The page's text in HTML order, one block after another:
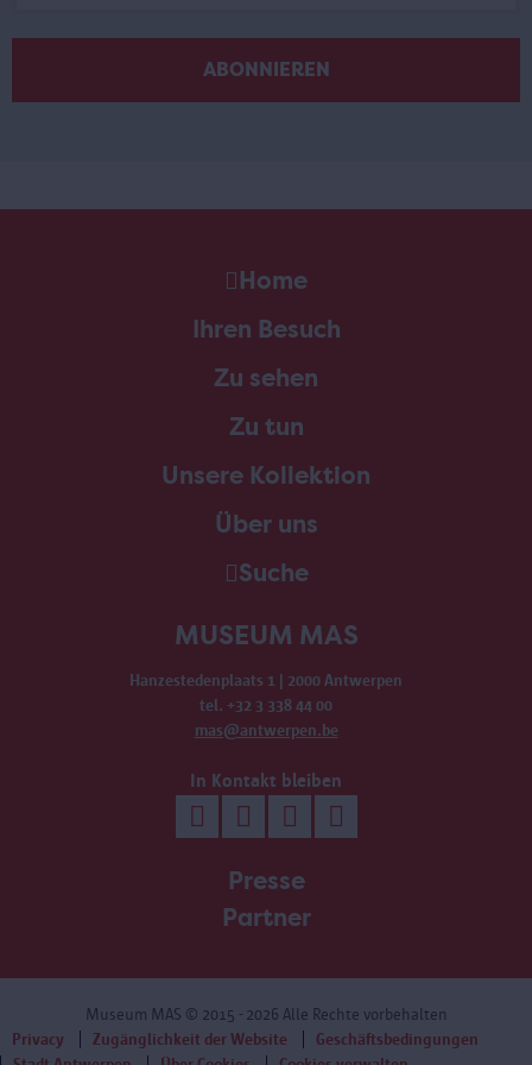
Home
Ihren Besuch
Zu sehen
Zu tun
Unsere Kollektion
Über uns
Suche
MUSEUM MAS
Hanzestedenplaats 1 | 2000 Antwerpen
tel. +32 3 338 44 00
mas@antwerpen.be
In Kontakt bleiben
Presse
Partner
Museum MAS © 2015 - 2026 Alle Rechte vorbehalten
Privacy
Zugänglichkeit der Website
Geschäftsbedingungen